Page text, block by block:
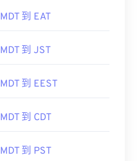
MDT 到 EAT
MDT 到 JST
MDT 到 EEST
MDT 到 CDT
MDT 到 PST